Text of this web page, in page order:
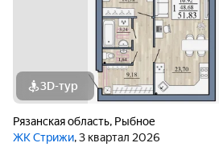
3D-тур
Рязанская область, Рыбное
ЖК Стрижи, 3 квартал 2026